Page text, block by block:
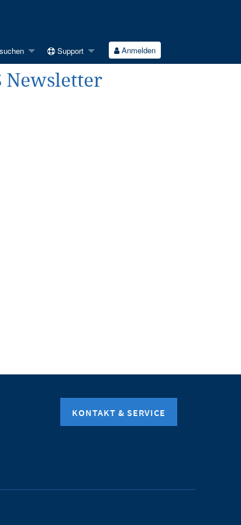
Support Anmelden
Newsletter
KONTAKT & SERVICE